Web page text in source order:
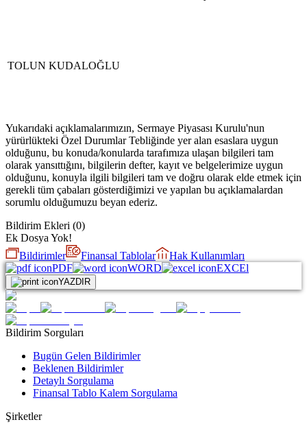
TOLUN KUDALOĞLU
Yukarıdaki açıklamalarımızın, Sermaye Piyasası Kurulu'nun
yürürlükteki Özel Durumlar Tebliğinde yer alan esaslara uygun
olduğunu, bu konuda/konularda tarafımıza ulaşan bilgileri tam
olarak yansıttığını, bilgilerin defter, kayıt ve belgelerimize uygun
olduğunu, konuyla ilgili bilgileri tam ve doğru olarak elde etmek için
gerekli tüm çabaları gösterdiğimizi ve yapılan bu açıklamalardan
sorumlu olduğumuzu beyan ederiz.
Bildirim Ekleri (0)
Ek Dosya Yok!
Bildirimler
Finansal Tablolar
Hak Kullanımları
PDF
WORD EXCEl
YAZDIR
Bildirim Sorguları
Bugün Gelen Bildirimler
Beklenen Bildirimler
Detaylı Sorgulama
Finansal Tablo Kalem Sorgulama
Şirketler